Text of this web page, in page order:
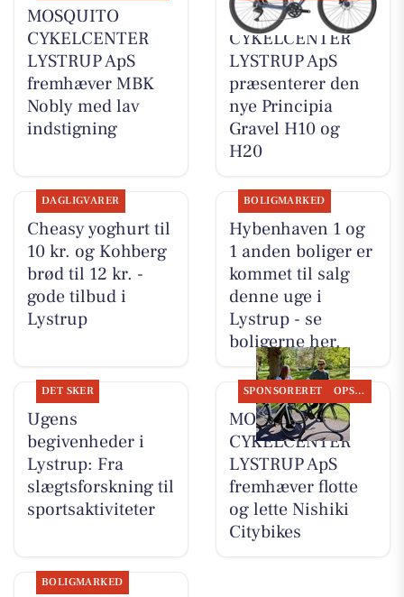
MOSQUITO
CYKELCENTER
LYSTRUP ApS
fremhæver MBK
Nobly med lav
indstigning
MOSQUITO
CYKELCENTER
LYSTRUP ApS
præsenterer den
nye Principia
Gravel H10 og
H20
DAGLIGVARER
Cheasy yoghurt til
10 kr. og Kohberg
brød til 12 kr. -
gode tilbud i
Lystrup
BOLIGMARKED
Hybenhaven 1 og
1 anden boliger er
kommet til salg
denne uge i
Lystrup - se
boligerne her.
DET SKER
Ugens
begivenheder i
Lystrup: Fra
slægtsforskning til
sportsaktiviteter
SPONSORERET OPSLAGSTAVLEN
MOSQUITO
CYKELCENTER
LYSTRUP ApS
fremhæver flotte
og lette Nishiki
Citybikes
BOLIGMARKED